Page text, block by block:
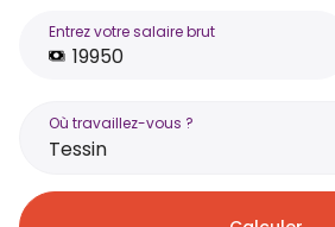
Entrez votre salaire brut
Où travaillez-vous ?
Tessin